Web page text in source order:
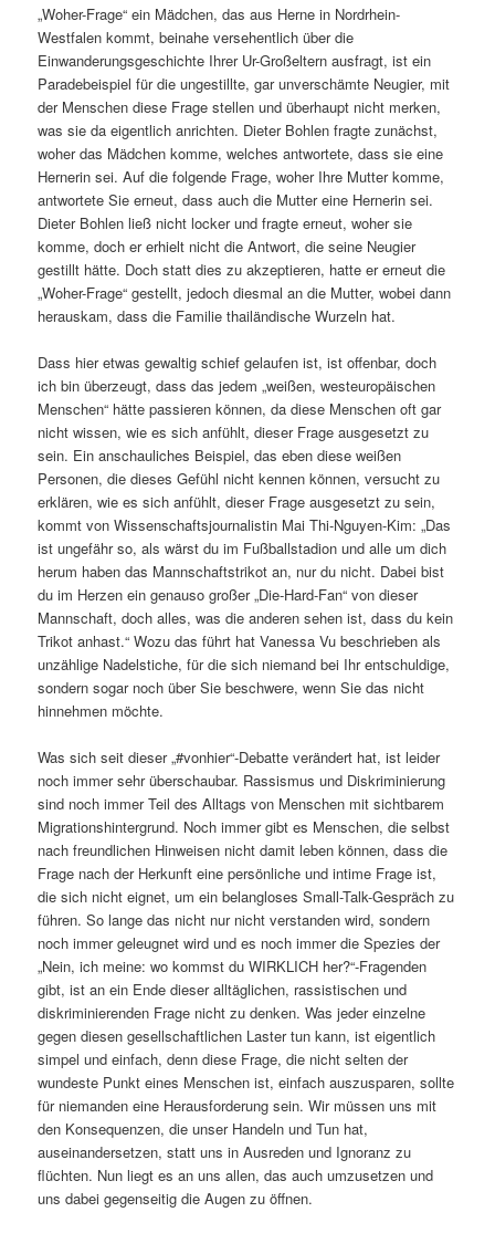
„Woher-Frage“ ein Mädchen, das aus Herne in Nordrhein-
Westfalen kommt, beinahe versehentlich über die
Einwanderungsgeschichte Ihrer Ur-Großeltern ausfragt, ist ein
Paradebeispiel für die ungestillte, gar unverschämte Neugier, mit
der Menschen diese Frage stellen und überhaupt nicht merken,
was sie da eigentlich anrichten. Dieter Bohlen fragte zunächst,
woher das Mädchen komme, welches antwortete, dass sie eine
Hernerin sei. Auf die folgende Frage, woher Ihre Mutter komme,
antwortete Sie erneut, dass auch die Mutter eine Hernerin sei.
Dieter Bohlen ließ nicht locker und fragte erneut, woher sie
komme, doch er erhielt nicht die Antwort, die seine Neugier
gestillt hätte. Doch statt dies zu akzeptieren, hatte er erneut die
„Woher-Frage“ gestellt, jedoch diesmal an die Mutter, wobei dann
herauskam, dass die Familie thailändische Wurzeln hat.
Dass hier etwas gewaltig schief gelaufen ist, ist offenbar, doch
ich bin überzeugt, dass das jedem „weißen, westeuropäischen
Menschen“ hätte passieren können, da diese Menschen oft gar
nicht wissen, wie es sich anfühlt, dieser Frage ausgesetzt zu
sein. Ein anschauliches Beispiel, das eben diese weißen
Personen, die dieses Gefühl nicht kennen können, versucht zu
erklären, wie es sich anfühlt, dieser Frage ausgesetzt zu sein,
kommt von Wissenschaftsjournalistin Mai Thi-Nguyen-Kim: „Das
ist ungefähr so, als wärst du im Fußballstadion und alle um dich
herum haben das Mannschaftstrikot an, nur du nicht. Dabei bist
du im Herzen ein genauso großer „Die-Hard-Fan“ von dieser
Mannschaft, doch alles, was die anderen sehen ist, dass du kein
Trikot anhast.“ Wozu das führt hat Vanessa Vu beschrieben als
unzählige Nadelstiche, für die sich niemand bei Ihr entschuldige,
sondern sogar noch über Sie beschwere, wenn Sie das nicht
hinnehmen möchte.
Was sich seit dieser „#vonhier“-Debatte verändert hat, ist leider
noch immer sehr überschaubar. Rassismus und Diskriminierung
sind noch immer Teil des Alltags von Menschen mit sichtbarem
Migrationshintergrund. Noch immer gibt es Menschen, die selbst
nach freundlichen Hinweisen nicht damit leben können, dass die
Frage nach der Herkunft eine persönliche und intime Frage ist,
die sich nicht eignet, um ein belangloses Small-Talk-Gespräch zu
führen. So lange das nicht nur nicht verstanden wird, sondern
noch immer geleugnet wird und es noch immer die Spezies der
„Nein, ich meine: wo kommst du WIRKLICH her?“-Fragenden
gibt, ist an ein Ende dieser alltäglichen, rassistischen und
diskriminierenden Frage nicht zu denken. Was jeder einzelne
gegen diesen gesellschaftlichen Laster tun kann, ist eigentlich
simpel und einfach, denn diese Frage, die nicht selten der
wundeste Punkt eines Menschen ist, einfach auszusparen, sollte
für niemanden eine Herausforderung sein. Wir müssen uns mit
den Konsequenzen, die unser Handeln und Tun hat,
auseinandersetzen, statt uns in Ausreden und Ignoranz zu
flüchten. Nun liegt es an uns allen, das auch umzusetzen und
uns dabei gegenseitig die Augen zu öffnen.